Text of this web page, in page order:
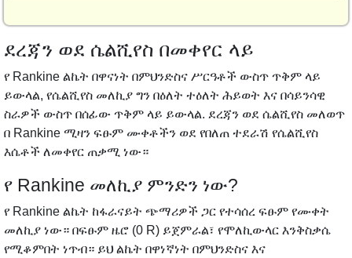
ደረጃን ወደ ሴልሺየስ በመቀየር ላይ
የ Rankine ልኬት በዋናነት በምህንድስና ሥርዓቶች ውስጥ ጥቅም ላይ
ይውላል, የሴልሺየስ መለኪያ ግን በዕለት ተዕለት ሕይወት እና በሳይንሳዊ
ስራዎች ውስጥ በሰፊው ጥቅም ላይ ይውላል. ደረጃን ወደ ሴልሺየስ መለወጥ
በ Rankine ሚዛን ፍፁም ሙቀቶችን ወደ የበለጠ ተደራሽ የሴልሺየስ
እሴቶች ለመቀየር ጠቃሚ ነው።
የ Rankine መለኪያ ምንድን ነው?
የ Rankine ልኬት ከፋራናይት ጭማሪዎች ጋር የተሳሰረ ፍፁም የሙቀት
መለኪያ ነው። በፍፁም ዜሮ (0 R) ይጀምራል፣ የሞለኪውላር እንቅስቃሴ
የሚቆምበት ነጥብ። ይህ ልኬት በዋነኛነት በምህንድስና እና